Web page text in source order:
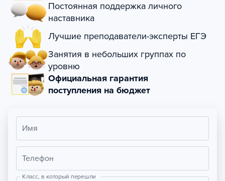
Постоянная поддержка личного
наставника
Лучшие преподаватели-эксперты ЕГЭ
Занятия в небольших группах по
уровню
Официальная гарантия
поступления на бюджет
Имя
Телефон
Класс, в который перешли